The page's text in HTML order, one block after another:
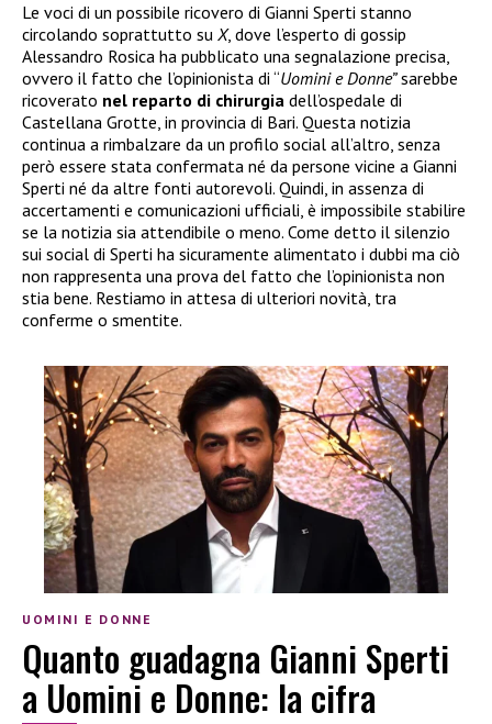
Le voci di un possibile ricovero di Gianni Sperti stanno
circolando soprattutto su X, dove l’esperto di gossip
Alessandro Rosica ha pubblicato una segnalazione precisa,
ovvero il fatto che l’opinionista di “Uomini e Donne”sarebbe
ricoverato nel reparto di chirurgia dell’ospedale di
Castellana Grotte, in provincia di Bari. Questa notizia
continua a rimbalzare da un profilo social all’altro, senza
però essere stata confermata né da persone vicine a Gianni
Sperti né da altre fonti autorevoli. Quindi, in assenza di
accertamenti e comunicazioni ufficiali, è impossibile stabilire
se la notizia sia attendibile o meno. Come detto il silenzio
sui social di Sperti ha sicuramente alimentato i dubbi ma ciò
non rappresenta una prova del fatto che l’opinionista non
stia bene. Restiamo in attesa di ulteriori novità, tra
conferme o smentite.
UOMINI E DONNE
Quanto guadagna Gianni Sperti
a Uomini e Donne: la cifra